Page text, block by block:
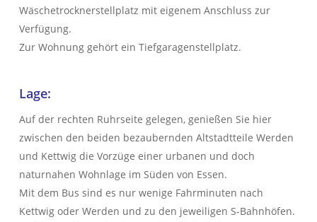
Wäschetrocknerstellplatz mit eigenem Anschluss zur
Verfügung.
Zur Wohnung gehört ein Tiefgaragenstellplatz.
Lage:
Auf der rechten Ruhrseite gelegen, genießen Sie hier
zwischen den beiden bezaubernden Altstadtteile Werden
und Kettwig die Vorzüge einer urbanen und doch
naturnahen Wohnlage im Süden von Essen.
Mit dem Bus sind es nur wenige Fahrminuten nach
Kettwig oder Werden und zu den jeweiligen S-Bahnhöfen.